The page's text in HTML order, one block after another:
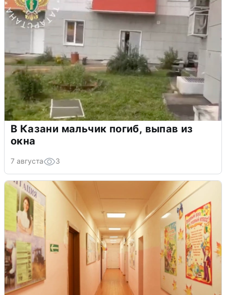
В Казани мальчик погиб, выпав из
окна
7 августа 3